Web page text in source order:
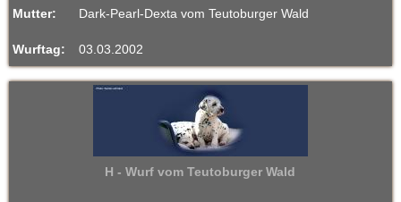
Mutter: Dark-Pearl-Dexta vom Teutoburger Wald
Wurftag: 03.03.2002
H - Wurf vom Teutoburger Wald